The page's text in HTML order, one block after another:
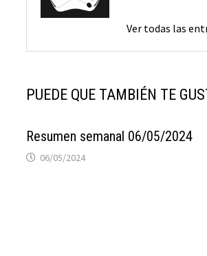
Ver todas las
PUEDE QUE TAMBIÉN TE
Resumen semanal 06/05/2024
06/05/2024